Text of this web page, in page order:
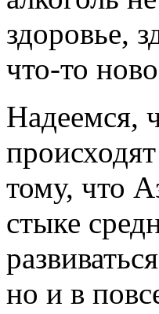
здоровье,
что-то
Надеемся,
тому, что
стыке
но и в